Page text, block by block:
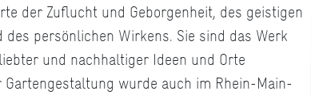
der Zuflucht und Geborgenheit, des geistigen
persönlichen Wirkens. Sie sind das Werk
und nachhaltiger Ideen und Orte
wurde auch im Rhein-Main-